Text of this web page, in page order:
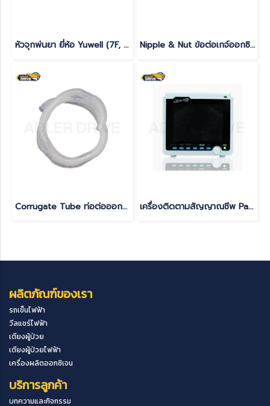
หัวจุกพ่นยา ยี่ห้อ Yuwell (7F, 8F) Nipple & Nut ข้อต่อเกจ์ออกซิเจน
Corrugate Tube ท่อต่อออกซิเจนผู้ป่วยเจาะคอ เครื่องติดตามสัญญาณชีพ Patient Monitor ยี่ห้อ CONTEC รุ่น CMS6000 - รับประกัน 1 ปี
ผลิตภัณฑ์ของเรา
รถเข็นไฟฟ้า
วีลแชร์ไฟฟ้า
เตียงผู้ป่วย
เตียงผู้ป่วยไฟฟ้า
เครื่องผลิตออกซิเจน
บริการลูกค้า
บทความและกิจกรรม